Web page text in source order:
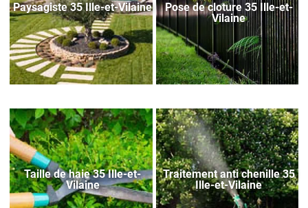
Paysagiste 35 Ille-et-Vilaine
Pose de cloture 35 Ille-et-
Vilaine
Taille de haie 35 Ille-et-
Vilaine
Traitement anti chenille 35
Ille-et-Vilaine